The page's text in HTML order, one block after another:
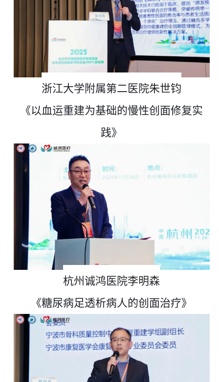
浙江大学附属第二医院朱世钧
《以血运重建为基础的慢性创面修复实
践》
杭州诚鸿医院李明森
《糖尿病足透析病人的创面治疗》